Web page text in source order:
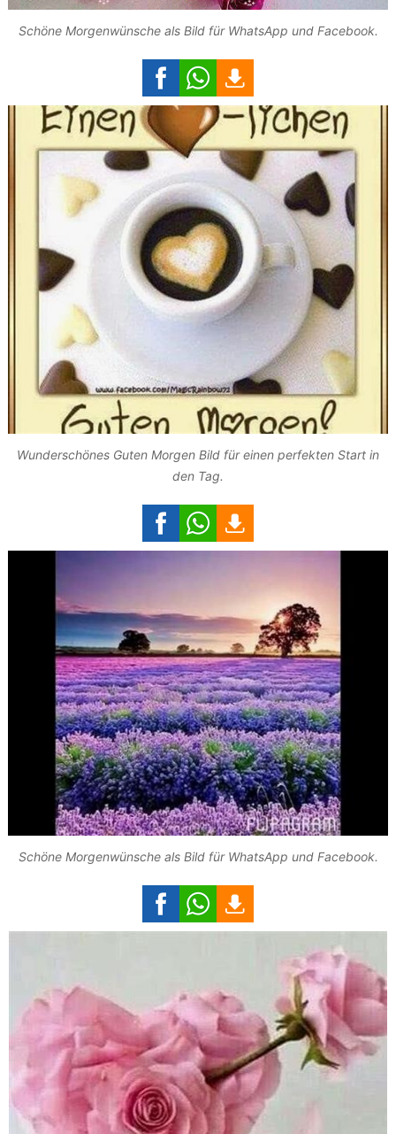
Schöne Morgenwünsche als Bild für WhatsApp und Facebook.
Wunderschönes Guten Morgen Bild für einen perfekten Start in
den Tag.
Schöne Morgenwünsche als Bild für WhatsApp und Facebook.